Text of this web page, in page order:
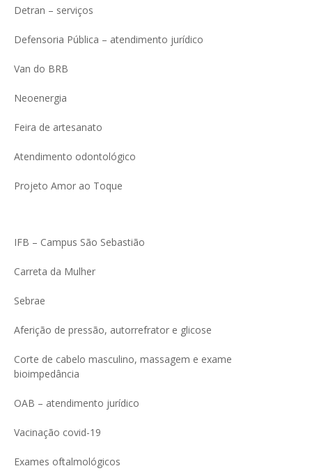
Detran – serviços
Defensoria Pública – atendimento jurídico
Van do BRB
Neoenergia
Feira de artesanato
Atendimento odontológico
Projeto Amor ao Toque
IFB – Campus São Sebastião
Carreta da Mulher
Sebrae
Aferição de pressão, autorrefrator e glicose
Corte de cabelo masculino, massagem e exame
bioimpedância
OAB – atendimento jurídico
Vacinação covid-19
Exames oftalmológicos